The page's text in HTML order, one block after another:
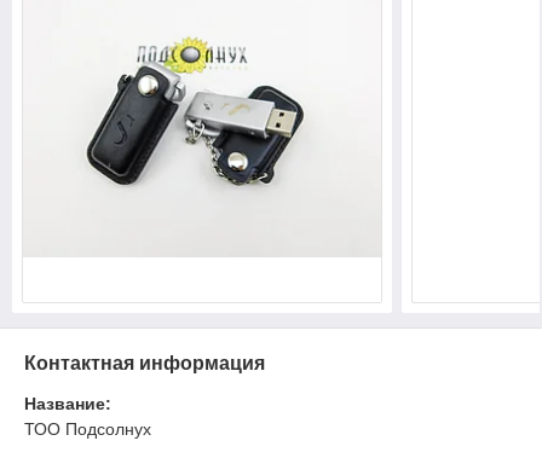
Контактная информация
Название:
ТОО Подсолнух